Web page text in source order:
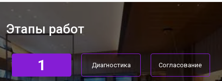
Этапы работ
1 Диагностика Согласование